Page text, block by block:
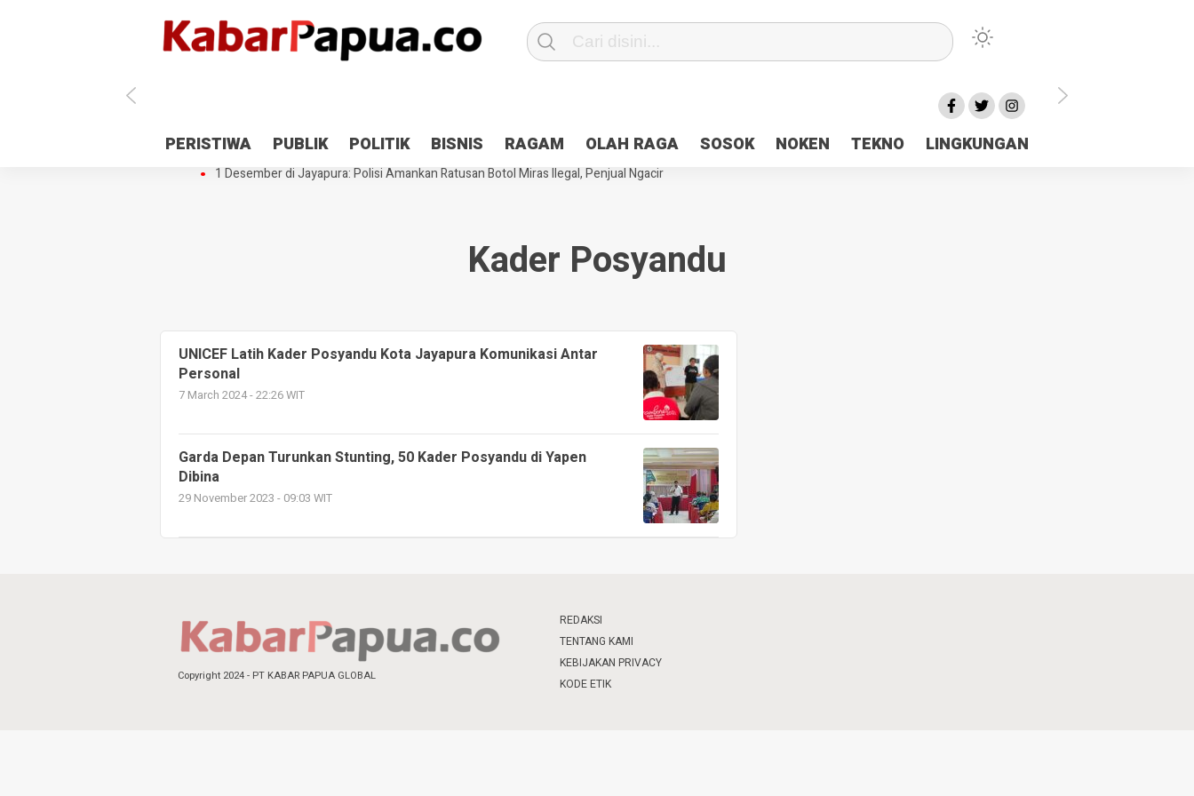
PERISTIWA PUBLIK POLITIK BISNIS RAGAM OLAH RAGA SOSOK NOKEN TEKNO LINGKUNGAN
Antisipasi 1 Desember, TNI Polri Patroli 2×24 jam di Kota Jayapura
Pesan Sejuk Polri di Deklarasi Pemilu Ceria Tanah Papua
Gedung Perpustakaan SMPN 5 Sentani Terbakar
Hibah Pilkada Jayapura Cair 10 Persen, Deposit Kas Daerah Rp23 Miliar Disorot
1 Desember di Jayapura: Polisi Amankan Ratusan Botol Miras Ilegal, Penjual Ngacir
Kader Posyandu
UNICEF Latih Kader Posyandu Kota Jayapura Komunikasi Antar
Personal
7 March 2024 - 22:26 WIT
Garda Depan Turunkan Stunting, 50 Kader Posyandu di Yapen
Dibina
29 November 2023 - 09:03 WIT
Copyright 2024 - PT KABAR PAPUA GLOBAL
REDAKSI
TENTANG KAMI
KEBIJAKAN PRIVACY
KODE ETIK